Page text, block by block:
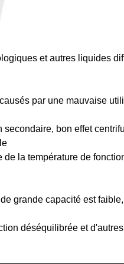
et autres liquides
par une mauvaise
bon effet
la température de
grande capacité est
déséquilibrée et